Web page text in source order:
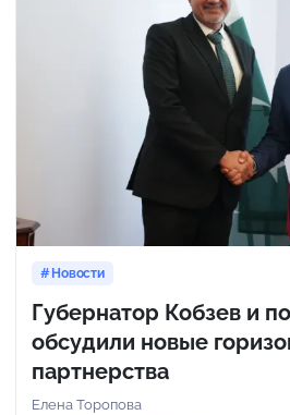
Новости
Губернатор Кобзев и
обсудили новые
партнерства
Елена Торопова